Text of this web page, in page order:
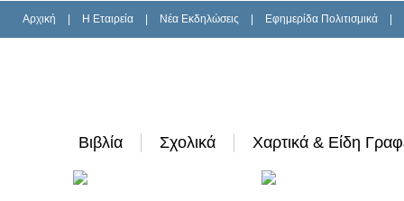
Αρχική H Εταιρεία Νέα Εκδηλώσεις Εφημερίδα Πολιτισμικά
Βιβλία Σχολικά Χαρτικά & Είδη